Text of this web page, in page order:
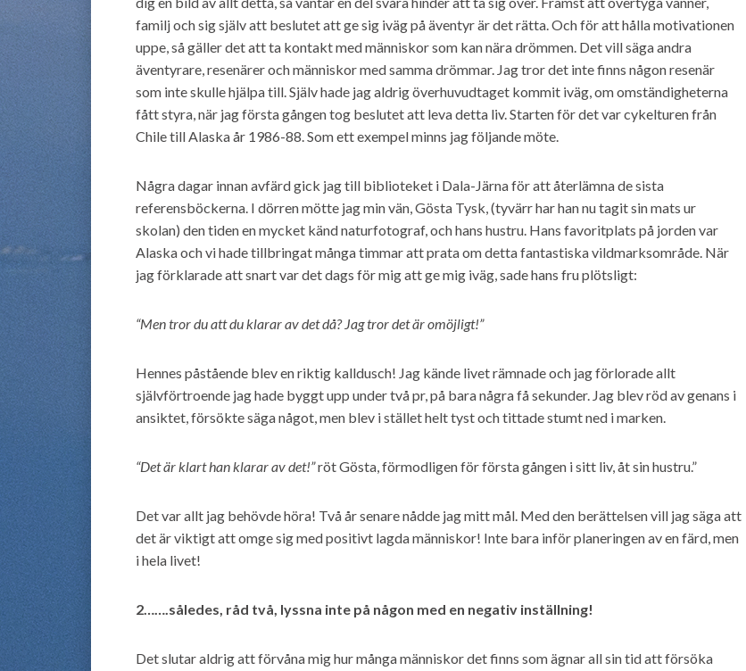
familj och sig själv att beslutet att ge sig iväg på äventyr är det rätta. Och för att hålla motivationen
uppe, så gäller det att ta kontakt med människor som kan nära drömmen. Det vill säga andra
äventyrare, resenärer och människor med samma drömmar. Jag tror det inte finns någon resenär
som inte skulle hjälpa till. Själv hade jag aldrig överhuvudtaget kommit iväg, om omständigheterna
fått styra, när jag första gången tog beslutet att leva detta liv. Starten för det var cykelturen från
Chile till Alaska år 1986-88. Som ett exempel minns jag följande möte.
Några dagar innan avfärd gick jag till biblioteket i Dala-Järna för att återlämna de sista
referensböckerna. I dörren mötte jag min vän, Gösta Tysk, (tyvärr har han nu tagit sin mats ur
skolan) den tiden en mycket känd naturfotograf, och hans hustru. Hans favoritplats på jorden var
Alaska och vi hade tillbringat många timmar att prata om detta fantastiska vildmarksområde. När
jag förklarade att snart var det dags för mig att ge mig iväg, sade hans fru plötsligt:
“Men tror du att du klarar av det då? Jag tror det är omöjligt!”
Hennes påstående blev en riktig kalldusch! Jag kände livet rämnade och jag förlorade allt
självförtroende jag hade byggt upp under två pr, på bara några få sekunder. Jag blev röd av genans i
ansiktet, försökte säga något, men blev i stället helt tyst och tittade stumt ned i marken.
“Det är klart han klarar av det!”röt Gösta, förmodligen för första gången i sitt liv, åt sin hustru.”
Det var allt jag behövde höra! Två år senare nådde jag mitt mål. Med den berättelsen vill jag säga att
det är viktigt att omge sig med positivt lagda människor! Inte bara inför planeringen av en färd, men
i hela livet!
2…….således, råd två, lyssna inte på någon med en negativ inställning!
Det slutar aldrig att förvåna mig hur många människor det finns som ägnar all sin tid att försöka